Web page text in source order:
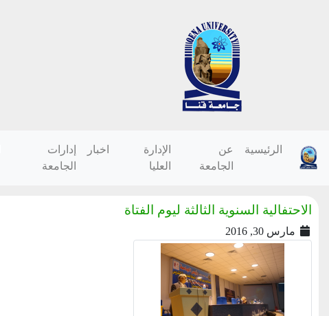
الرئيسية
عن
الجامعة
الإدارة
العليا
اخبار
إدارات
الجامعة
الاحتفالية السنوية الثالثة ليوم الفتاة
مارس 30, 2016